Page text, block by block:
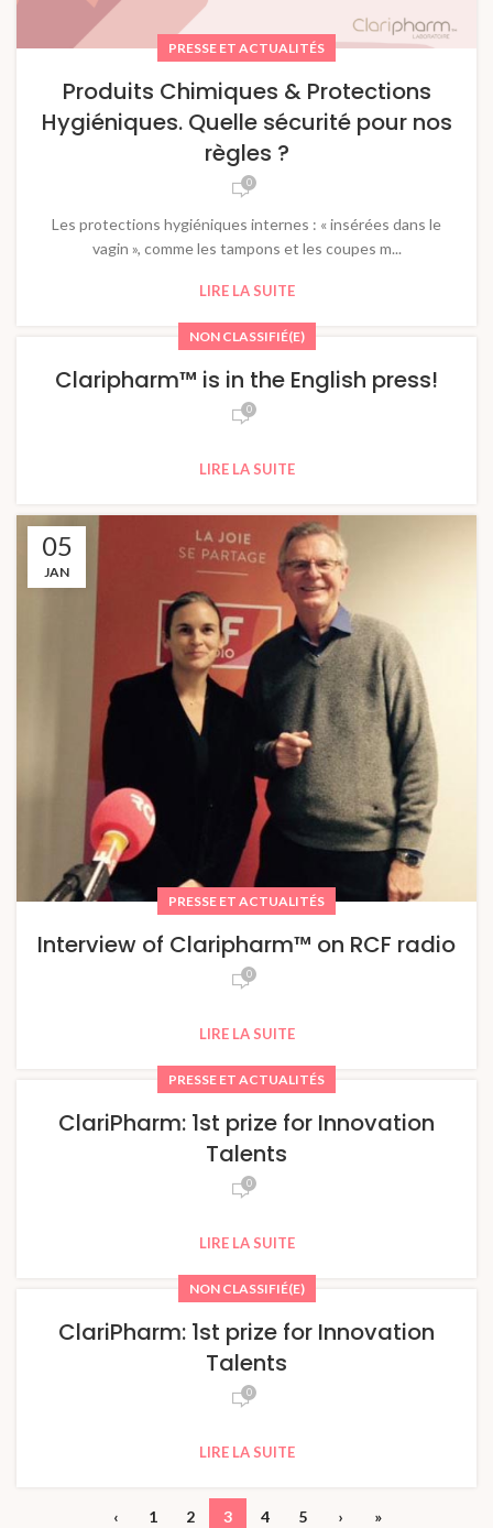
PRESSE ET ACTUALITÉS
Produits Chimiques & Protections
Hygiéniques. Quelle sécurité pour nos
règles ?
0
Les protections hygiéniques internes : « insérées dans le
vagin », comme les tampons et les coupes m...
LIRE LA SUITE
NON CLASSIFIÉ(E)
Claripharm™ is in the English press!
0
LIRE LA SUITE
05
JAN
PRESSE ET ACTUALITÉS
Interview of Claripharm™ on RCF radio
0
LIRE LA SUITE
PRESSE ET ACTUALITÉS
ClariPharm: 1st prize for Innovation
Talents
0
LIRE LA SUITE
NON CLASSIFIÉ(E)
ClariPharm: 1st prize for Innovation
Talents
0
LIRE LA SUITE
‹ 1 2 3 4 5 › »